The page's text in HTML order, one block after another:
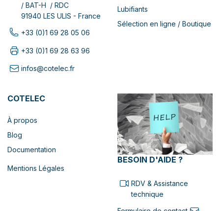
/ BAT-H / RDC
91940 LES ULIS - France
+33 (0)1 69 28 05 06
+33 (0)1 69 28 63 96
infos@cotelec.fr
Lubifiants
Sélection en ligne / Boutique
COTELEC
À propos
Blog
Documentation
Mentions Légales
BESOIN D'AIDE ?
RDV & Assistance
technique